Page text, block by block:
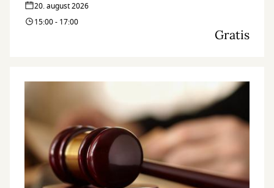
20. august 2026
15:00 - 17:00
Gratis